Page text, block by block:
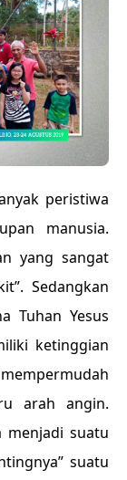
peristiwa
manusia.
yang sangat
Sedangkan
Tuhan Yesus
ketinggian
arah angin.
menjadi suatu
suatu